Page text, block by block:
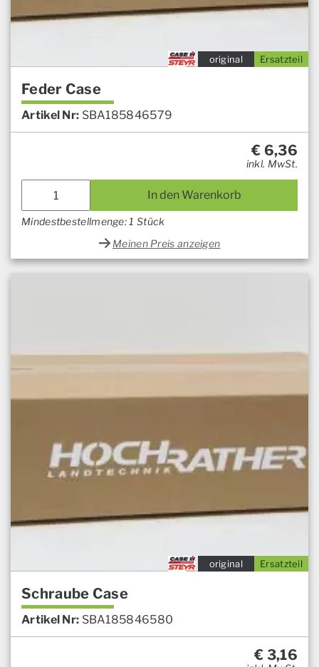
Ersatzteil
original
Feder Case
Artikel Nr: SBA185846579
€ 6,36
inkl. MwSt.
In den Warenkorb
Mindestbestellmenge: 1 Stück
Meinen Preis anzeigen
Ersatzteil
original
Schraube Case
Artikel Nr: SBA185846580
€ 3,16